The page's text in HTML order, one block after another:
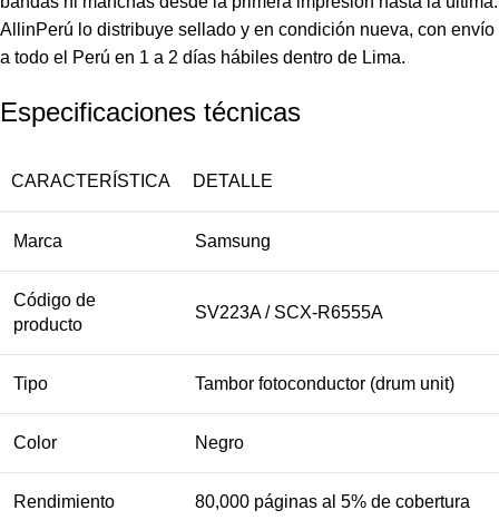
AllinPerú lo distribuye sellado y en condición nueva, con envío
a todo el Perú en 1 a 2 días hábiles dentro de Lima.
Especificaciones técnicas
CARACTERÍSTICA DETALLE
Marca Samsung
Código de
producto
SV223A / SCX-R6555A
Tipo Tambor fotoconductor (drum unit)
Color Negro
Rendimiento 80,000 páginas al 5% de cobertura